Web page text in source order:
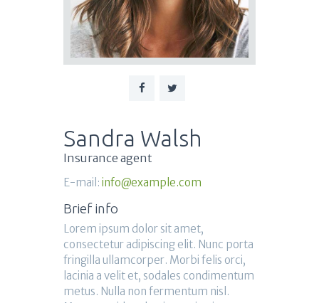
Sandra Walsh
Insurance agent
E-mail: info@example.com
Brief info
Lorem ipsum dolor sit amet,
consectetur adipiscing elit. Nunc porta
fringilla ullamcorper. Morbi felis orci,
lacinia a velit et, sodales condimentum
metus. Nulla non fermentum nisl.